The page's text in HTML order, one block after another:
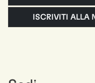
ISCRIVITI ALLA